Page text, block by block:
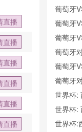
直播
直播
直播
直播
直播
直播
葡萄牙
葡萄牙
牙直播
葡萄牙
牙直播
葡萄牙
牙直播
葡萄牙
_西班
葡萄牙
牙直播
葡萄牙
_西班
世界杯:
直播_
世界杯:
直播_
世界杯: